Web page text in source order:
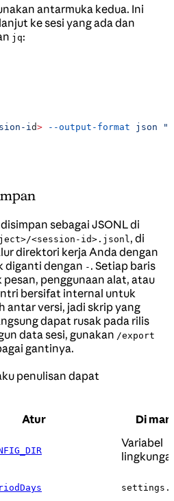
antarmuka kedua. Ini
ke sesi yang ada dan
jq:
id> --output-format json
sebagai JSONL di
<session-id>.jsonl , di
direktori kerja Anda dengan
diganti dengan - . Setiap baris
penggunaan alat, atau
bersifat internal untuk
antar versi, jadi skrip yang
dapat rusak pada rilis
data sesi, gunakan /export
gantinya.
penulisan dapat
Atur
Di
Variabel